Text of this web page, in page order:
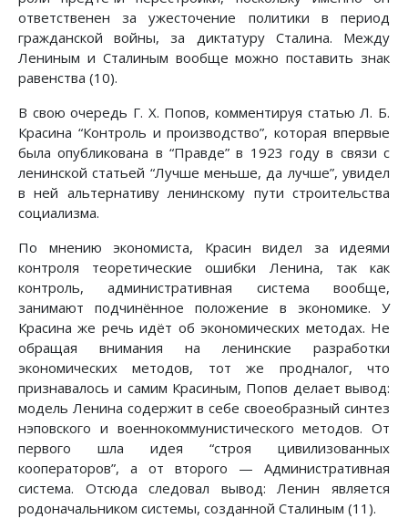
ответственен за ужесточение политики в период
гражданской войны, за диктатуру Сталина. Между
Лениным и Сталиным вообще можно поставить знак
равенства (10).
В свою очередь Г. X. Попов, комментируя статью Л. Б.
Красина “Контроль и производство”, которая впервые
была опубликована в “Правде” в 1923 году в связи с
ленинской статьей “Лучше меньше, да лучше”, увидел
в ней альтернативу ленинскому пути строительства
социализма.
По мнению экономиста, Красин видел за идеями
контроля теоретические ошибки Ленина, так как
контроль, административная система вообще,
занимают подчинённое положение в экономике. У
Красина же речь идёт об экономических методах. Не
обращая внимания на ленинские разработки
экономических методов, тот же продналог, что
признавалось и самим Красиным, Попов делает вывод:
модель Ленина содержит в себе своеобразный синтез
нэповского и военнокоммунистического методов. От
первого шла идея “строя цивилизованных
кооператоров”, а от второго — Административная
система. Отсюда следовал вывод: Ленин является
родоначальником системы, созданной Сталиным (11).